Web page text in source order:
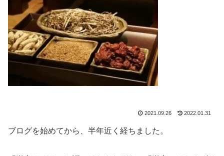
2021.09.26 2022.01.31
ブログを始めてから、半年近く経ちました。